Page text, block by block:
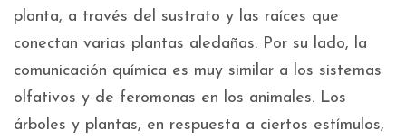
planta, a través del sustrato y las raíces que
conectan varias plantas aledañas. Por su lado, la
comunicación química es muy similar a los sistemas
olfativos y de feromonas en los animales. Los
árboles y plantas, en respuesta a ciertos estímulos,